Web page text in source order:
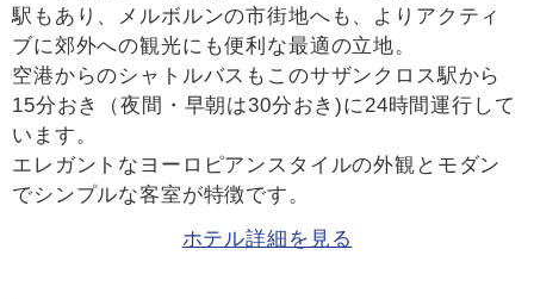
駅もあり、メルボルンの市街地へも、よりアクティ
ブに郊外への観光にも便利な最適の立地。
空港からのシャトルバスもこのサザンクロス駅から
15分おき（夜間・早朝は30分おき)に24時間運行して
います。
エレガントなヨーロピアンスタイルの外観とモダン
でシンプルな客室が特徴です。
ホテル詳細を見る